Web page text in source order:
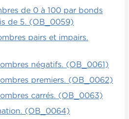
de 0 à 100 par bonds
de 5. (OB_0059)
pairs et impairs.
négatifs. (OB_0061)
premiers. (OB_0062)
carrés. (OB_0063)
(OB_0064)